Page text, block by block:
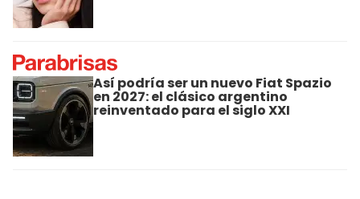
Así podría ser un nuevo Fiat Spazio
en 2027: el clásico argentino
reinventado para el siglo XXI